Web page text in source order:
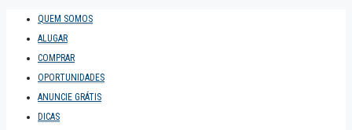
QUEM SOMOS
ALUGAR
COMPRAR
OPORTUNIDADES
ANUNCIE GRÁTIS
DICAS